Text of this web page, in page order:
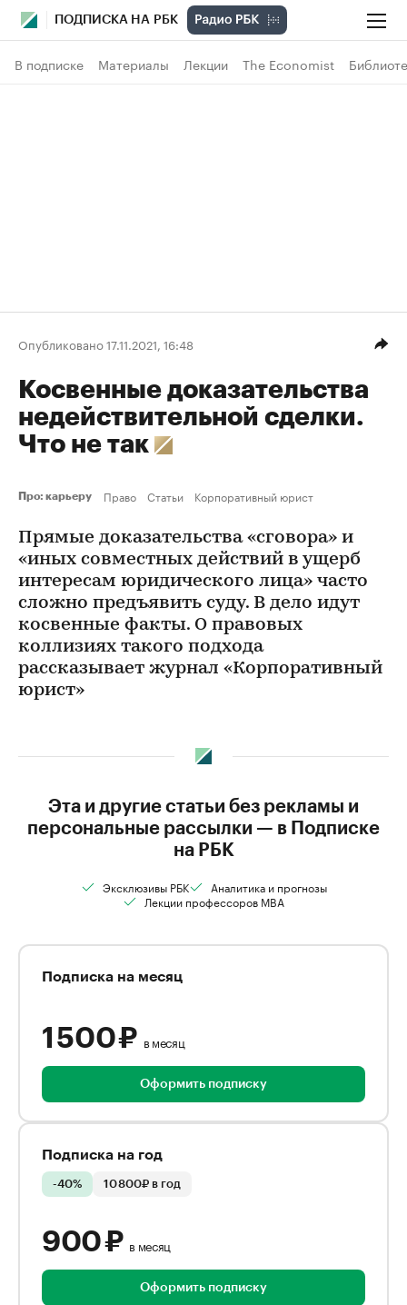
ПОДПИСКА НА РБК
В подписке Материалы Лекции The Economist
Опубликовано 17.11.2021, 16:48
Косвенные доказательства
недействительной сделки.
Что не так
Про: карьеру Право Статьи Корпоративный юрист
Прямые доказательства «сговора» и
«иных совместных действий в ущерб
интересам юридического лица» часто
сложно предъявить суду. В дело идут
косвенные факты. О правовых
коллизиях такого подхода
рассказывает журнал «Корпоративный
юрист»
Эта и другие статьи без рекламы и
персональные рассылки — в Подписке
на РБК
Эксклюзивы РБК
Аналитика и прогнозы
Лекции профессоров MBA
Подписка на месяц
1 500 ₽ в месяц
Оформить подписку
Подписка на год
-40% 10 800₽ в год
900 ₽ в месяц
Оформить подписку